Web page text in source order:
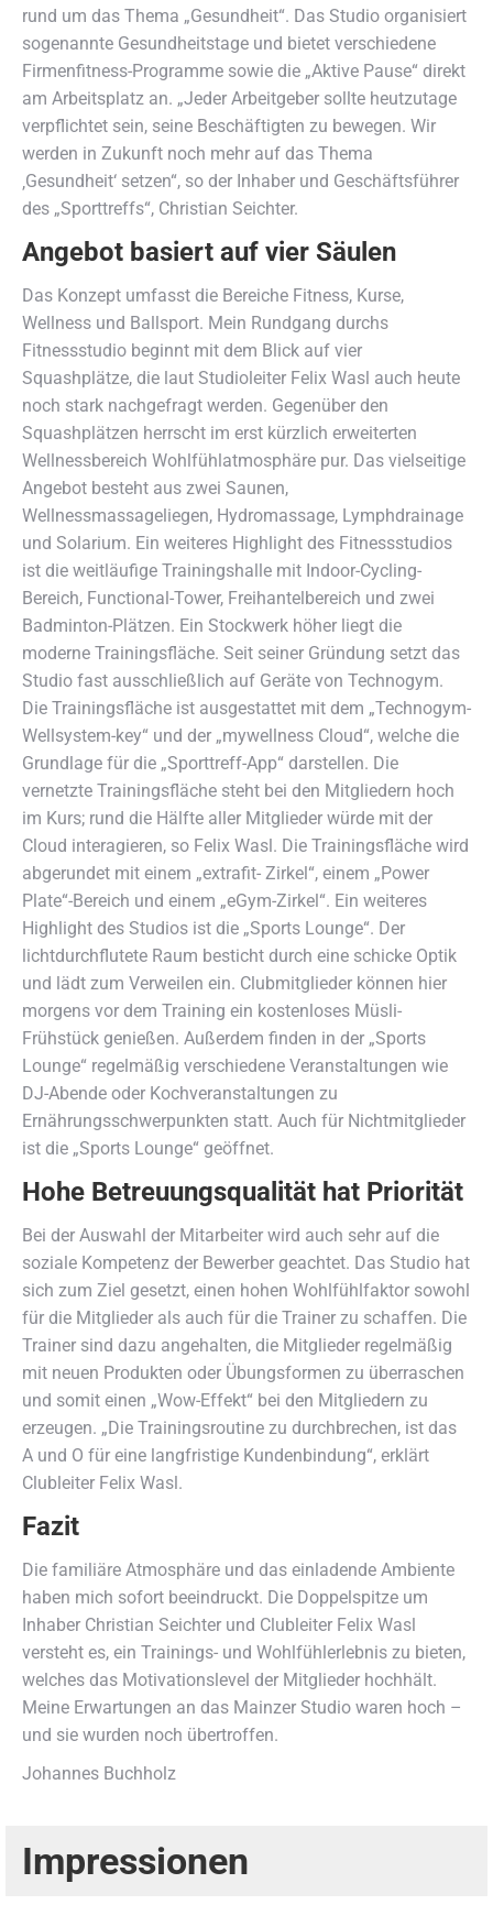
rund um das Thema „Gesundheit“. Das Studio organisiert
sogenannte Gesundheitstage und bietet verschiedene
Firmenfitness-Programme sowie die „Aktive Pause“ direkt
am Arbeitsplatz an. „Jeder Arbeitgeber sollte heutzutage
verpflichtet sein, seine Beschäftigten zu bewegen. Wir
werden in Zukunft noch mehr auf das Thema
‚Gesundheit‘ setzen“, so der Inhaber und Geschäftsführer
des „Sporttreffs“, Christian Seichter.
Angebot basiert auf vier Säulen
Das Konzept umfasst die Bereiche Fitness, Kurse,
Wellness und Ballsport. Mein Rundgang durchs
Fitnessstudio beginnt mit dem Blick auf vier
Squashplätze, die laut Studioleiter Felix Wasl auch heute
noch stark nachgefragt werden. Gegenüber den
Squashplätzen herrscht im erst kürzlich erweiterten
Wellnessbereich Wohlfühlatmosphäre pur. Das vielseitige
Angebot besteht aus zwei Saunen,
Wellnessmassageliegen, Hydromassage, Lymphdrainage
und Solarium. Ein weiteres Highlight des Fitnessstudios
ist die weitläufige Trainingshalle mit Indoor-Cycling-
Bereich, Functional-Tower, Freihantelbereich und zwei
Badminton-Plätzen. Ein Stockwerk höher liegt die
moderne Trainingsfläche. Seit seiner Gründung setzt das
Studio fast ausschließlich auf Geräte von Technogym.
Die Trainingsfläche ist ausgestattet mit dem „Technogym-
Wellsystem-key“ und der „mywellness Cloud“, welche die
Grundlage für die „Sporttreff-App“ darstellen. Die
vernetzte Trainingsfläche steht bei den Mitgliedern hoch
im Kurs; rund die Hälfte aller Mitglieder würde mit der
Cloud interagieren, so Felix Wasl. Die Trainingsfläche wird
abgerundet mit einem „extrafit- Zirkel“, einem „Power
Plate“-Bereich und einem „eGym-Zirkel“. Ein weiteres
Highlight des Studios ist die „Sports Lounge“. Der
lichtdurchflutete Raum besticht durch eine schicke Optik
und lädt zum Verweilen ein. Clubmitglieder können hier
morgens vor dem Training ein kostenloses Müsli-
Frühstück genießen. Außerdem finden in der „Sports
Lounge“ regelmäßig verschiedene Veranstaltungen wie
DJ-Abende oder Kochveranstaltungen zu
Ernährungsschwerpunkten statt. Auch für Nichtmitglieder
ist die „Sports Lounge“ geöffnet.
Hohe Betreuungsqualität hat Priorität
Bei der Auswahl der Mitarbeiter wird auch sehr auf die
soziale Kompetenz der Bewerber geachtet. Das Studio hat
sich zum Ziel gesetzt, einen hohen Wohlfühlfaktor sowohl
für die Mitglieder als auch für die Trainer zu schaffen. Die
Trainer sind dazu angehalten, die Mitglieder regelmäßig
mit neuen Produkten oder Übungsformen zu überraschen
und somit einen „Wow-Effekt“ bei den Mitgliedern zu
erzeugen. „Die Trainingsroutine zu durchbrechen, ist das
A und O für eine langfristige Kundenbindung“, erklärt
Clubleiter Felix Wasl.
Fazit
Die familiäre Atmosphäre und das einladende Ambiente
haben mich sofort beeindruckt. Die Doppelspitze um
Inhaber Christian Seichter und Clubleiter Felix Wasl
versteht es, ein Trainings- und Wohlfühlerlebnis zu bieten,
welches das Motivationslevel der Mitglieder hochhält.
Meine Erwartungen an das Mainzer Studio waren hoch –
und sie wurden noch übertroffen.
Johannes Buchholz
Impressionen